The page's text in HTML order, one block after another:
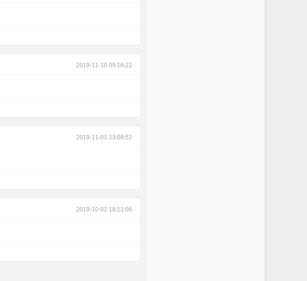
2019-11-10 09:16:22
2019-11-01 23:08:52
2019-10-02 18:11:06